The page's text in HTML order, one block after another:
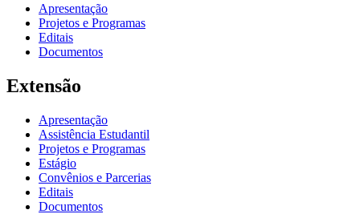
Apresentação
Projetos e Programas
Editais
Documentos
Extensão
Apresentação
Assistência Estudantil
Projetos e Programas
Estágio
Convênios e Parcerias
Editais
Documentos